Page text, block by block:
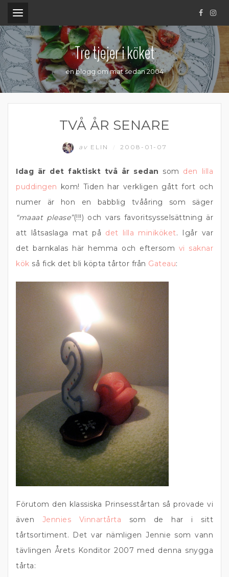
.
Tre tjejer i köket
en blogg om mat sedan 2004
TVÅ ÅR SENARE
av ELIN 2008-01-07
Idag är det faktiskt två år sedan som den lilla
puddingen kom! Tiden har verkligen gått fort och
numer är hon en babblig tvååring som säger
“maaat please”(!!!) och vars favoritsysselsättning är
att låtsaslaga mat på det lilla miniköket. Igår var
det barnkalas här hemma och eftersom vi saknar
kök så fick det bli köpta tårtor från Gateau:
Förutom den klassiska Prinsesstårtan så provade vi
även Jennies Vinnartårta som de har i sitt
tårtsortiment. Det var nämligen Jennie som vann
tävlingen Årets Konditor 2007 med denna snygga
tårta: